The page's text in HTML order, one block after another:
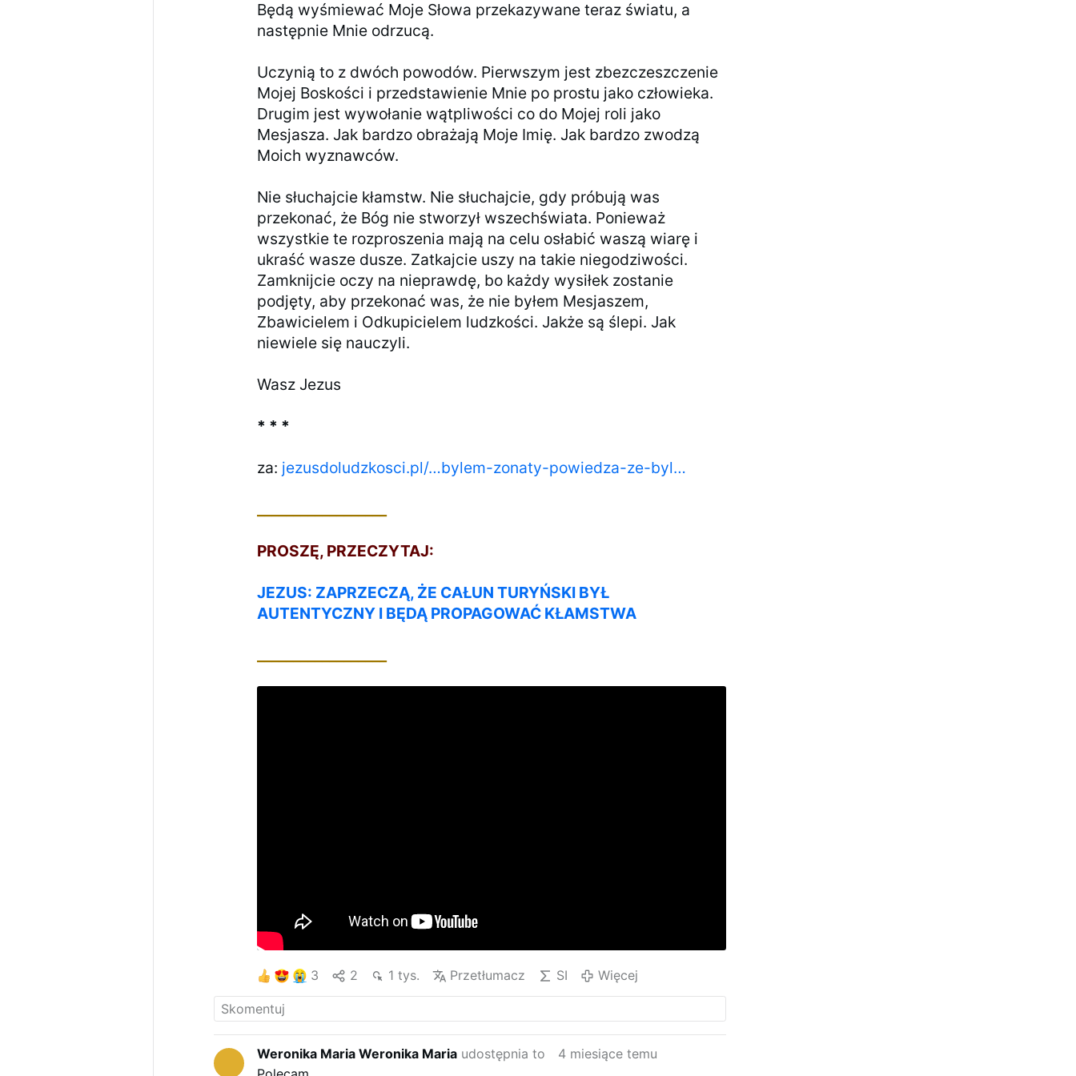
Będą wyśmiewać Moje Słowa przekazywane teraz światu, a
następnie Mnie odrzucą.
Uczynią to z dwóch powodów. Pierwszym jest zbezczeszczenie
Mojej Boskości i przedstawienie Mnie po prostu jako człowieka.
Drugim jest wywołanie wątpliwości co do Mojej roli jako
Mesjasza. Jak bardzo obrażają Moje Imię. Jak bardzo zwodzą
Moich wyznawców.
Nie słuchajcie kłamstw. Nie słuchajcie, gdy próbują was
przekonać, że Bóg nie stworzył wszechświata. Ponieważ
wszystkie te rozproszenia mają na celu osłabić waszą wiarę i
ukraść wasze dusze. Zatkajcie uszy na takie niegodziwości.
Zamknijcie oczy na nieprawdę, bo każdy wysiłek zostanie
podjęty, aby przekonać was, że nie byłem Mesjaszem,
Zbawicielem i Odkupicielem ludzkości. Jakże są ślepi. Jak
niewiele się nauczyli.
Wasz Jezus
* * *
za: jezusdoludzkosci.pl/…bylem-zonaty-powiedza-ze-byl…
PROSZĘ, PRZECZYTAJ:
JEZUS: ZAPRZECZĄ, ŻE CAŁUN TURYŃSKI BYŁ
AUTENTYCZNY I BĘDĄ PROPAGOWAĆ KŁAMSTWA
3 2 1 tys. Przetłumacz SI Więcej
Weronika Maria Weronika Maria udostępnia to
4 miesiące temu